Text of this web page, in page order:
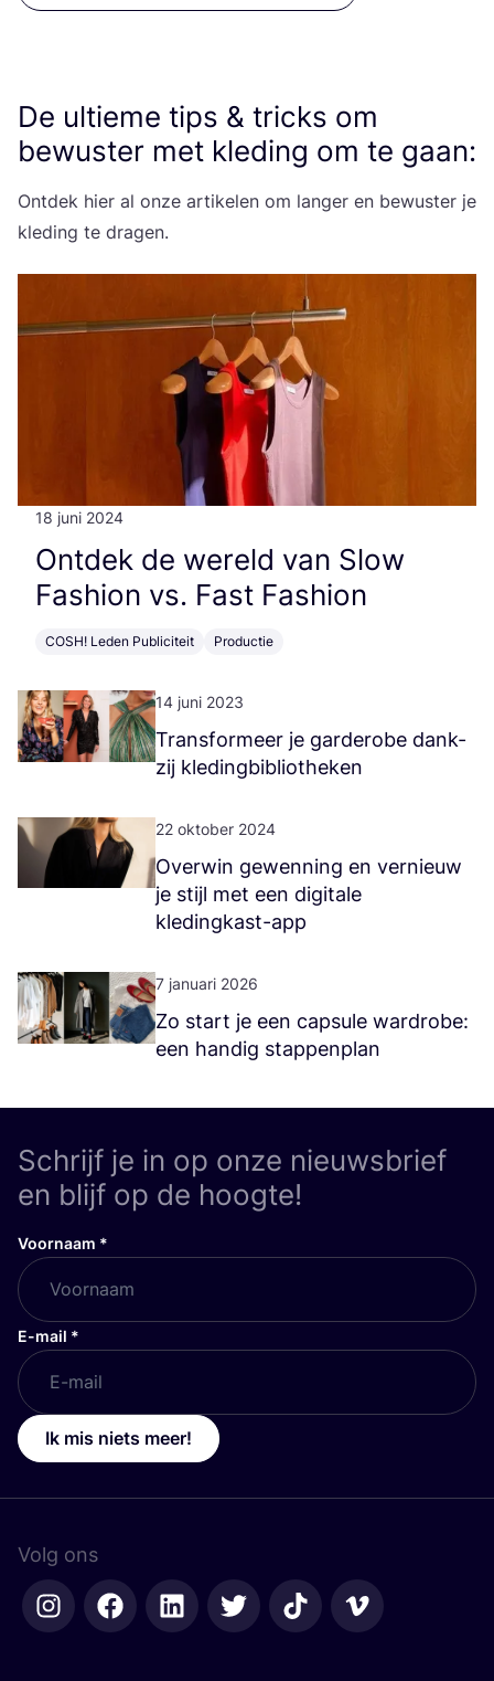
De ultieme tips & tricks om
bewuster met kleding om te gaan:
Ont­dek hier al onze arti­ke­len om lan­ger en bewus­ter je
kle­ding te dragen.
18 juni 2024
Ont­dek de wereld van Slow
Fas­hi­on vs. Fast Fashion
COSH! Leden Publiciteit Productie
14 juni 2023
Trans­for­meer je gar­de­ro­be dank­
zij kledingbibliotheken
22 oktober 2024
Over­win gewen­ning en ver­nieuw
je stijl met een digi­ta­le
kledingkast-app
7 januari 2026
Zo start je een cap­su­le ward­ro­be:
een han­dig stappenplan
Schrijf je in op onze nieuwsbrief
en blijf op de hoogte!
Voornaam *
E-mail *
Ik mis niets meer!
Volg ons